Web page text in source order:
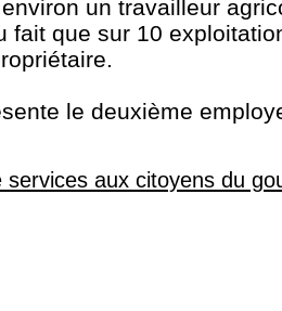
un travailleur
fait que sur 10
le deuxième
services aux citoyens du